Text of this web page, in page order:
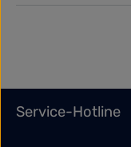
Service-Hotline